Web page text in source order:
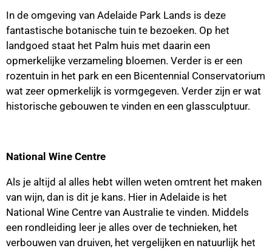
In de omgeving van Adelaide Park Lands is deze
fantastische botanische tuin te bezoeken. Op het
landgoed staat het Palm huis met daarin een
opmerkelijke verzameling bloemen. Verder is er een
rozentuin in het park en een Bicentennial Conservatorium
wat zeer opmerkelijk is vormgegeven. Verder zijn er wat
historische gebouwen te vinden en een glassculptuur.
National Wine Centre
Als je altijd al alles hebt willen weten omtrent het maken
van wijn, dan is dit je kans. Hier in Adelaide is het
National Wine Centre van Australie te vinden. Middels
een rondleiding leer je alles over de technieken, het
verbouwen van druiven, het vergelijken en natuurlijk het